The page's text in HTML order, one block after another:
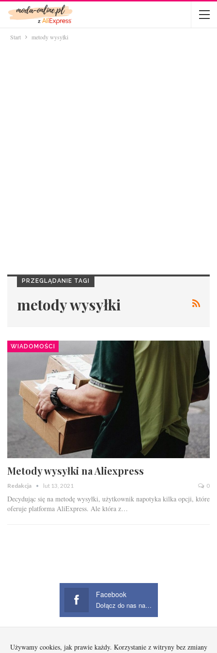
Start metody wysyłki
PRZEGLĄDANIE TAGI
metody wysyłki
WIADOMOŚCI
Metody wysyłki na Aliexpress
Redakcja lut 13, 2021 0
Decydując się na metodę wysyłki, użytkownik napotyka kilka opcji, które
oferuje platforma AliExpress. Ale która z…
Facebook
Dołącz do nas na Facebook
Startowa Kobieta Dziecko Mężczyzna
Beauty
Używamy cookies, jak prawie każdy. Korzystanie z witryny bez zmiany